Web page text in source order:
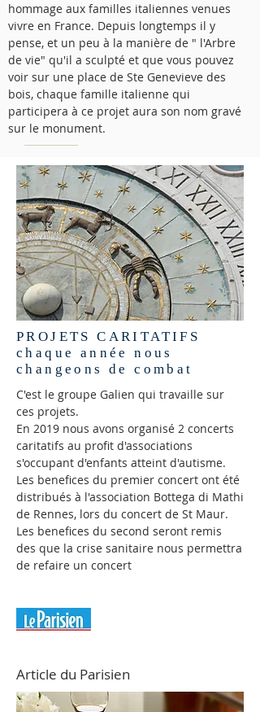
hommage aux familles italiennes venues
vivre en France. Depuis longtemps il y
pense, et un peu à la manière de " l'Arbre
de vie" qu'il a sculpté et que vous pouvez
voir sur une place de Ste Genevieve des
bois, chaque famille italienne qui
participera à ce projet aura son nom gravé
sur le monument.
PROJETS CARITATIFS
chaque année nous
changeons de combat
C'est le groupe Galien qui travaille sur
ces projets.
En 2019 nous avons organisé 2 concerts
caritatifs au profit d'associations
s'occupant d'enfants atteint d'autisme.
Les benefices du premier concert ont été
distribués à l'association Bottega di Mathi
de Rennes, lors du concert de St Maur.
Les benefices du second seront remis
des que la crise sanitaire nous permettra
de refaire un concert
Article du Parisien